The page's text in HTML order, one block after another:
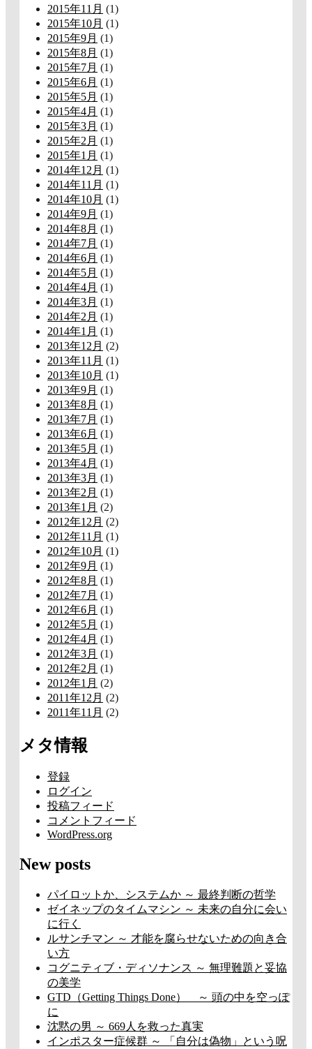
2015年11月 (1)
2015年10月 (1)
2015年9月 (1)
2015年8月 (1)
2015年7月 (1)
2015年6月 (1)
2015年5月 (1)
2015年4月 (1)
2015年3月 (1)
2015年2月 (1)
2015年1月 (1)
2014年12月 (1)
2014年11月 (1)
2014年10月 (1)
2014年9月 (1)
2014年8月 (1)
2014年7月 (1)
2014年6月 (1)
2014年5月 (1)
2014年4月 (1)
2014年3月 (1)
2014年2月 (1)
2014年1月 (1)
2013年12月 (2)
2013年11月 (1)
2013年10月 (1)
2013年9月 (1)
2013年8月 (1)
2013年7月 (1)
2013年6月 (1)
2013年5月 (1)
2013年4月 (1)
2013年3月 (1)
2013年2月 (1)
2013年1月 (2)
2012年12月 (2)
2012年11月 (1)
2012年10月 (1)
2012年9月 (1)
2012年8月 (1)
2012年7月 (1)
2012年6月 (1)
2012年5月 (1)
2012年4月 (1)
2012年3月 (1)
2012年2月 (1)
2012年1月 (2)
2011年12月 (2)
2011年11月 (2)
メタ情報
登録
ログイン
投稿フィード
コメントフィード
WordPress.org
New posts
パイロットか、システムか ～ 最終判断の哲学
ゼイネップのタイムマシン ～ 未来の自分に会い
に行く
ルサンチマン ～ 才能を腐らせないための向き合
い方
コグニティブ・ディソナンス ～ 無理難題と妥協
の美学
GTD（Getting Things Done） ～ 頭の中を空っぽ
に
沈黙の男 ～ 669人を救った真実
インポスター症候群 ～ 「自分は偽物」という呪